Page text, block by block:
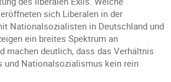
sich Liberalen in der
Nationalsozialisten in Deutschland und
ein breites Spektrum an
machen deutlich, dass das Verhältnis
und Nationalsozialismus kein rein